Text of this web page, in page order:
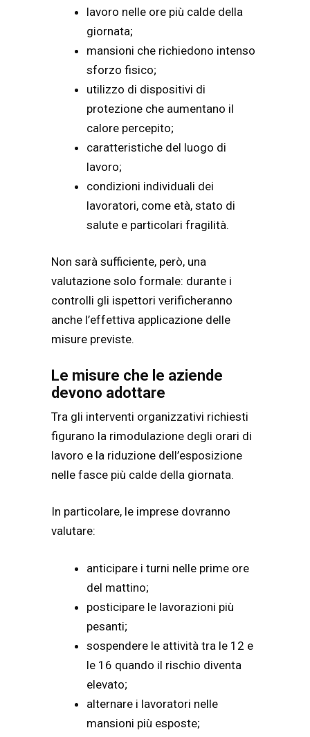
lavoro nelle ore più calde della
giornata;
mansioni che richiedono intenso
sforzo fisico;
utilizzo di dispositivi di
protezione che aumentano il
calore percepito;
caratteristiche del luogo di
lavoro;
condizioni individuali dei
lavoratori, come età, stato di
salute e particolari fragilità.
Non sarà sufficiente, però, una
valutazione solo formale: durante i
controlli gli ispettori verificheranno
anche l’effettiva applicazione delle
misure previste.
Le misure che le aziende
devono adottare
Tra gli interventi organizzativi richiesti
figurano la rimodulazione degli orari di
lavoro e la riduzione dell’esposizione
nelle fasce più calde della giornata.
In particolare, le imprese dovranno
valutare:
anticipare i turni nelle prime ore
del mattino;
posticipare le lavorazioni più
pesanti;
sospendere le attività tra le 12 e
le 16 quando il rischio diventa
elevato;
alternare i lavoratori nelle
mansioni più esposte;